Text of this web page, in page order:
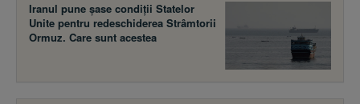
Iranul pune șase condiții Statelor
Unite pentru redeschiderea Strâmtorii
Ormuz. Care sunt acestea